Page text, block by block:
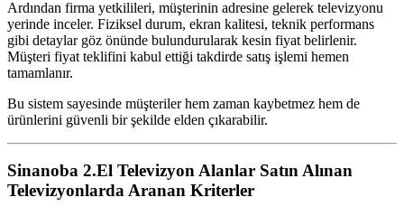
Ardından firma yetkilileri, müşterinin adresine gelerek televizyonu
yerinde inceler. Fiziksel durum, ekran kalitesi, teknik performans
gibi detaylar göz önünde bulundurularak kesin fiyat belirlenir.
Müşteri fiyat teklifini kabul ettiği takdirde satış işlemi hemen
tamamlanır.
Bu sistem sayesinde müşteriler hem zaman kaybetmez hem de
ürünlerini güvenli bir şekilde elden çıkarabilir.
Sinanoba 2.El Televizyon Alanlar Satın Alınan
Televizyonlarda Aranan Kriterler